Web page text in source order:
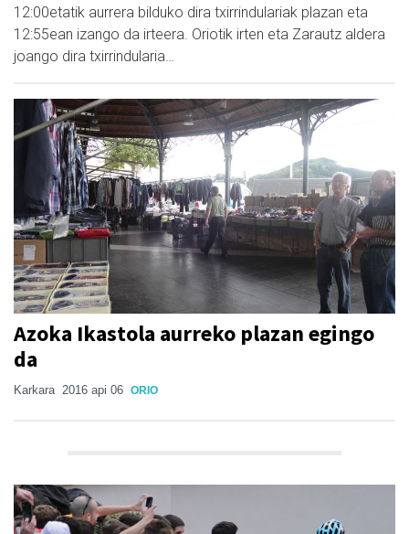
12:00etatik aurrera bilduko dira txirrindulariak plazan eta
12:55ean izango da irteera. Oriotik irten eta Zarautz aldera
joango dira txirrindularia…
Azoka Ikastola aurreko plazan egingo
da
Karkara 2016 api 06 ORIO